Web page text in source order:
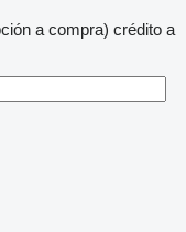
a compra) crédito a